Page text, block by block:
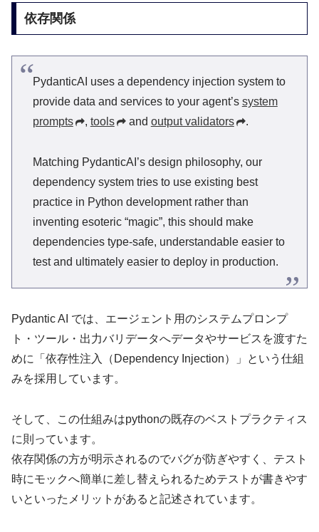
依存関係
PydanticAI uses a dependency injection system to
provide data and services to your agent’s system
prompts
, tools and output validators .
Matching PydanticAI’s design philosophy, our
dependency system tries to use existing best
practice in Python development rather than
inventing esoteric “magic”, this should make
dependencies type-safe, understandable easier to
test and ultimately easier to deploy in production.
Pydantic AI では、エージェント用のシステムプロンプ
ト・ツール・出力バリデータへデータやサービスを渡すた
めに「依存性注入（Dependency Injection）」という仕組
みを採用しています。
そして、この仕組みはpythonの既存のベストプラクティス
に則っています。
依存関係の方が明示されるのでバグが防ぎやすく、テスト
時にモックへ簡単に差し替えられるためテストが書きやす
いといったメリットがあると記述されています。